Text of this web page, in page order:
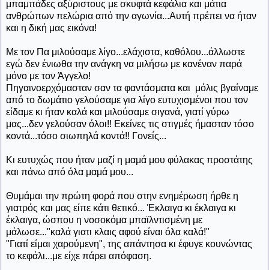
μπαμπάδες αξύριστους με σκυφτά κεφάλια και μάτια
ανθρώπων πελώρια από την αγωνία...Αυτή πρέπει να ήταν
και η δική μας εικόνα!
Με τον Πα μιλούσαμε λίγο...ελάχιστα, καθόλου...άλλωστε
εγώ δεν ένιωθα την ανάγκη να μιλήσω με κανέναν παρά
μόνο με τον Άγγελο!
Πηγαινοερχόμασταν σαν τα φαντάσματα και μόλις βγαίναμε
από το δωμάτιο γελούσαμε για λίγο ευτυχισμένοι που τον
είδαμε κι ήταν καλά και μιλούσαμε σιγανά, γιατί γύρω
μας...δεν γελούσαν όλοι!! Εκείνες τις στιγμές ήμασταν τόσο
κοντά...τόσο σιωπηλά κοντά!! Γονείς...
Κι ευτυχώς που ήταν μαζί η μαμά μου φύλακας προστάτης
και πάνω από όλα μαμά μου...
Θυμάμαι την πρώτη φορά που στην ενημέρωση ήρθε η
γιατρός και μας είπε κάτι θετικό... Έκλαιγα κι έκλαιγα κι
έκλαιγα, ώσπου η νοσοκόμα μπαϊλντισμένη με
μάλωσε..."καλά γιατι κλαις αφού είναι όλα καλά!"
"Γιατί είμαι χαρούμενη", της απάντησα κι έφυγε κουνώντας
το κεφάλι...με είχε πάρει απόφαση.